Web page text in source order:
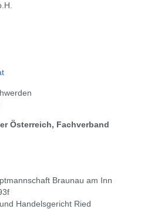
Österreich, Fachverband
Braunau am Inn
Handelsgericht Ried